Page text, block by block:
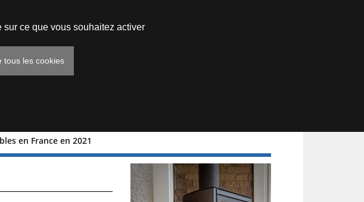
en France en 2021
énergies
ce que vous souhaitez activer
tous les cookies